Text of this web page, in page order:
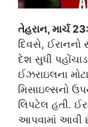
તેહરાન, માર્ચ 23:
દિવસે, ઈરાનનો
દેશ સુધી
ઈઝરાઇલના
મિસાઇલ્સનો
લિપટેલ હતી.
આપવામાં આવી